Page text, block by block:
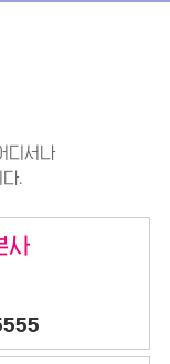
디서나
.
사